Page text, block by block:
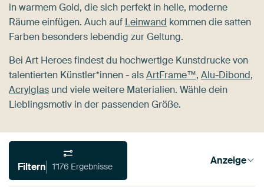
in warmem Gold, die sich perfekt in helle, moderne
Räume einfügen. Auch auf Leinwand kommen die satten
Farben besonders lebendig zur Geltung.
Bei Art Heroes findest du hochwertige Kunstdrucke von
talentierten Künstler*innen - alsArtFrame™, Alu-Dibond,
Acrylglas und viele weitere Materialien. Wähle dein
Lieblingsmotiv in der passenden Größe.
Filtern 1'176 Ergebnisse Anzeige